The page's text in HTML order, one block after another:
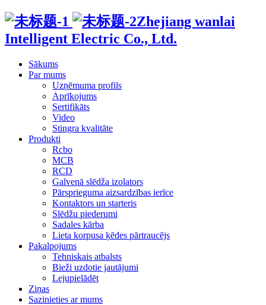
Zhejiang wanlai
Intelligent Electric Co., Ltd.
Sākums
Par mums
Uzņēmuma profils
Aprīkojums
Sertifikāts
Video
Stingra kvalitāte
Produkti
Rcbo
MCB
RCD
Galvenā slēdža izolators
Pārsprieguma aizsardzības ierīce
Kontaktors un starteris
Slēdžu piederumi
Sadales kārba
Lieta korpusa ķēdes pārtraucējs
Pakalpojums
Tehniskais atbalsts
Bieži uzdotie jautājumi
Lejupielādēt
Ziņas
Sazinieties ar mums